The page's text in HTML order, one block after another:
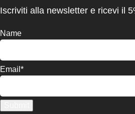
Iscriviti alla newsletter e ricevi il
Name
Email*